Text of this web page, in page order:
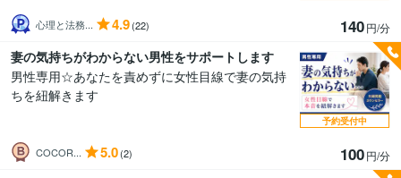
心理と法務... 4.9(22) 140円/分
妻の気持ちがわからない男性をサポートします
男性専用☆あなたを責めずに女性目線で妻の気持
ちを紐解きます
COCOR... 5.0(2) 100円/分
予約受付中